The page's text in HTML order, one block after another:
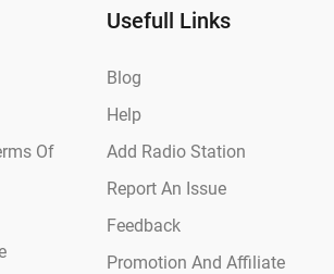
Of
Usefull Links
Blog
Help
Add Radio Station
Report An Issue
Feedback
Promotion And Affiliate